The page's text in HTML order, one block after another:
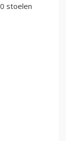
stoelen